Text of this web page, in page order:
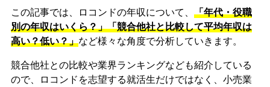
この記事では、ロコンドの年収について、 「年代・役職
別の年収はいくら？」「競合他社と比較して平均年収は
高い？低い？」など様々な角度で分析していきます。
競合他社との比較や業界ランキングなども紹介している
ので、ロコンドを志望する就活生だけではなく、小売業